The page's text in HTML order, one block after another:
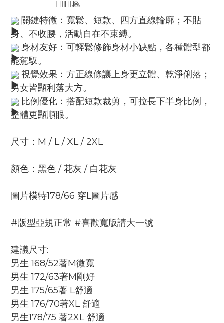
關鍵特徵：寬鬆、短款、四方直線輪廓；不貼
身、不收腰，活動自在不束縛。
身材友好：可輕鬆修飾身材小缺點，各種體型都
能駕馭。
視覺效果：方正線條讓上身更立體、乾淨俐落；
男女皆顯利落大方。
比例優化：搭配短款裁剪，可拉長下半身比例，
整體更顯順眼。
尺寸：M / L / XL / 2XL
顏色：黑色 / 花灰 / 白花灰
圖片模特178/66 穿L圖片感
#版型亞規正常 #喜歡寬版請大一號
建議尺寸:
男生 168/52著M微寬
男生 172/63著M剛好
男生 175/65著 L舒適
男生 176/70著XL 舒適
男生178/75 著2XL 舒適